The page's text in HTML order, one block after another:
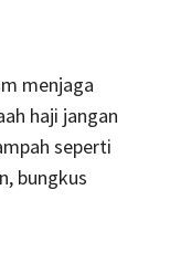
menjaga
haji jangan
seperti
bungkus